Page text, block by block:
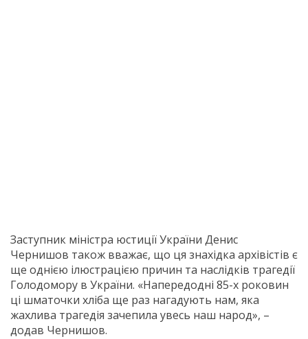
Заступник міністра юстиції України Денис
Чернишов також вважає, що ця знахідка архівістів є
ще однією ілюстрацією причин та наслідків трагедії
Голодомору в України. «Напередодні 85-х роковин
ці шматочки хліба ще раз нагадують нам, яка
жахлива трагедія зачепила увесь наш народ», –
додав Чернишов.